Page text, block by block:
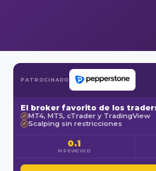
PATROCINADO
El broker favorito de los
✓ MT4, MT5, cTrader y TradingView
✓ Scalping sin restricciones
0.1
PIP EUR/USD